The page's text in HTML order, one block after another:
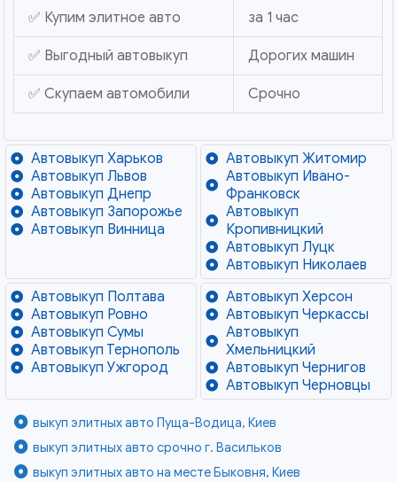
✅ Купим элитное авто за 1 час
✅ Выгодный автовыкуп Дорогих машин
✅ Скупаем автомобили Срочно
Автовыкуп Харьков
Автовыкуп Львов
Автовыкуп Днепр
Автовыкуп Запорожье
Автовыкуп Винница
Автовыкуп Житомир
Автовыкуп Ивано-
Франковск
Автовыкуп
Кропивницкий
Автовыкуп Луцк
Автовыкуп Николаев
Автовыкуп Полтава
Автовыкуп Ровно
Автовыкуп Сумы
Автовыкуп Тернополь
Автовыкуп Ужгород
Автовыкуп Херсон
Автовыкуп Черкассы
Автовыкуп
Хмельницкий
Автовыкуп Чернигов
Автовыкуп Черновцы
выкуп элитных авто Пуща-Водица, Киев
выкуп элитных авто срочно г. Васильков
выкуп элитных авто на месте Быковня, Киев